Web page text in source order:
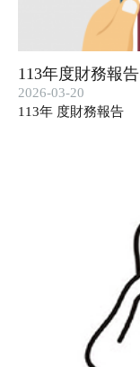
113年度財務報告
2026-03-20
113年 度財務報告